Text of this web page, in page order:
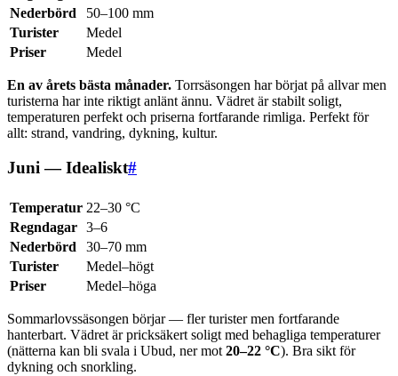
Nederbörd
50–100 mm
Turister
Medel
Priser
Medel
En av årets bästa månader. Torrsäsongen har börjat på allvar men
turisterna har inte riktigt anlänt ännu. Vädret är stabilt soligt,
temperaturen perfekt och priserna fortfarande rimliga. Perfekt för
allt: strand, vandring, dykning, kultur.
Juni — Idealiskt#
Temperatur 22–30 °C
Regndagar 3–6
Nederbörd
30–70 mm
Turister
Medel–högt
Priser
Medel–höga
Sommarlovssäsongen börjar — fler turister men fortfarande
hanterbart. Vädret är pricksäkert soligt med behagliga temperaturer
(nätterna kan bli svala i Ubud, ner mot 20–22 °C). Bra sikt för
dykning och snorkling.